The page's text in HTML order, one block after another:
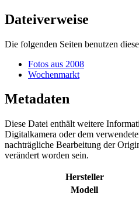
Dateiverweise
Die folgenden Seiten benutzen
Fotos aus 2008
Wochenmarkt
Metadaten
Diese Datei enthält weitere
Digitalkamera oder dem
nachträgliche Bearbeitung der
verändert worden sein.
Hersteller
Modell